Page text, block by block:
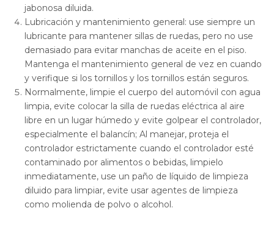
jabonosa diluida.
Lubricación y mantenimiento general: use siempre un
lubricante para mantener sillas de ruedas, pero no use
demasiado para evitar manchas de aceite en el piso.
Mantenga el mantenimiento general de vez en cuando
y verifique si los tornillos y los tornillos están seguros.
Normalmente, limpie el cuerpo del automóvil con agua
limpia, evite colocar la silla de ruedas eléctrica al aire
libre en un lugar húmedo y evite golpear el controlador,
especialmente el balancín; Al manejar, proteja el
controlador estrictamente cuando el controlador esté
contaminado por alimentos o bebidas, limpielo
inmediatamente, use un paño de líquido de limpieza
diluido para limpiar, evite usar agentes de limpieza
como molienda de polvo o alcohol.